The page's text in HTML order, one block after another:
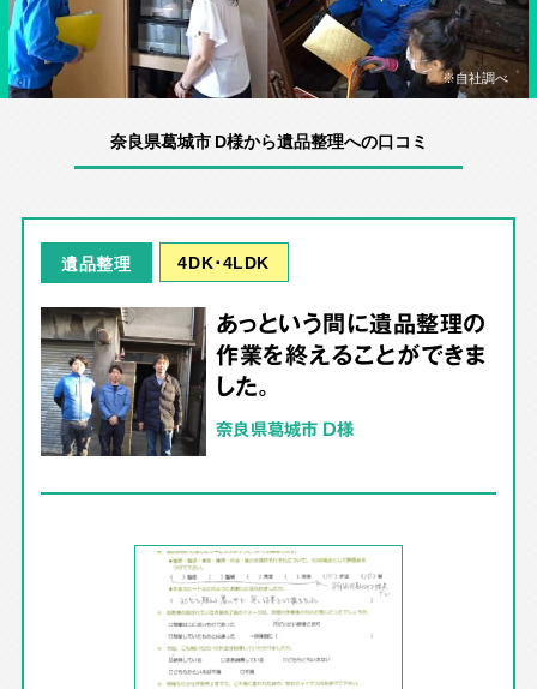
※自社調べ
奈良県葛城市 D様から遺品整理への口コミ
遺品整理 4DK･4LDK
あっという間に遺品整理の
作業を終えることができま
した。
奈良県葛城市 D様